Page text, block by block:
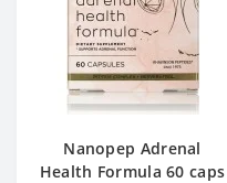
Nanopep Adrenal
Health Formula 60 caps